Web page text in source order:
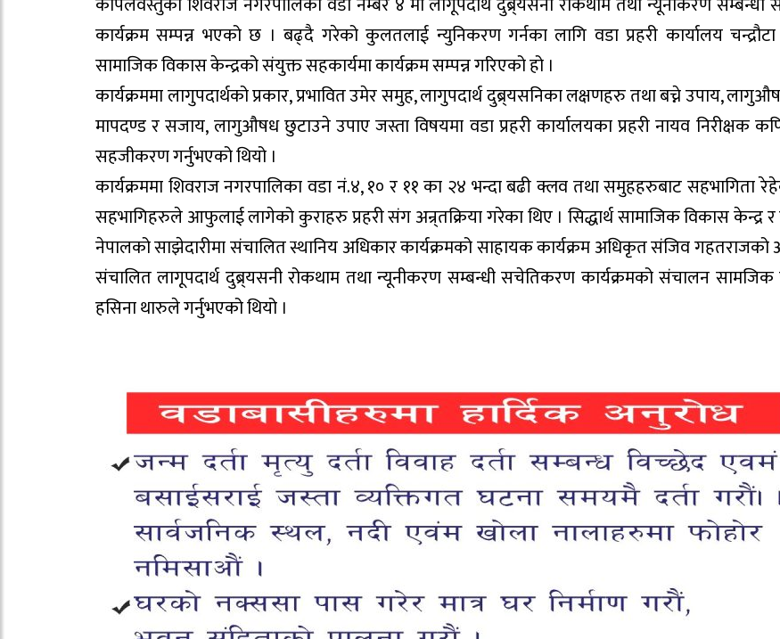
कार्यक्रम सम्पन्न भएको छ । बढ्दै गरेको कुलतलाई न्युनिकरण गर्नका लागि वडा प्रहरी कार्यालय चन्द्रौटा
सामाजिक विकास केन्द्रको संयुक्त सहकार्यमा कार्यक्रम सम्पन्न गरिएको हो ।
कार्यक्रममा लागुपदार्थको प्रकार, प्रभावित उमेर समुह, लागुपदार्थ दुब्र्यसनिका लक्षणहरु तथा बच्ने उपाय,
मापदण्ड र सजाय, लागुऔषध छुटाउने उपाए जस्ता विषयमा वडा प्रहरी कार्यालयका प्रहरी नायव निरीक्षक
सहजीकरण गर्नुभएको थियो ।
कार्यक्रममा शिवराज नगरपालिका वडा नं.४, १० र ११ का २४ भन्दा बढी क्लव तथा समुहहरुबाट सहभागिता
सहभागिहरुले आफुलाई लागेको कुराहरु प्रहरी संग अन्र्तक्रिया गरेका थिए । सिद्धार्थ सामाजिक विकास केन्द्र
नेपालको साझेदारीमा संचालित स्थानिय अधिकार कार्यक्रमको साहायक कार्यक्रम अधिकृत संजिव गहतराजको
संचालित लागूपदार्थ दुब्र्यसनी रोकथाम तथा न्यूनीकरण सम्बन्धी सचेतिकरण कार्यक्रमको संचालन
हसिना थारुले गर्नुभएको थियो ।